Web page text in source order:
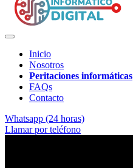
Inicio
Nosotros
Peritaciones informáticas
FAQs
Contacto
Whatsapp (24 horas)
Llamar por teléfono